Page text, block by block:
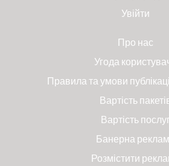
Увійти
Про нас
Угода
Правила та умови
Вартість
Вартість послуг
Банерна
Розмістити